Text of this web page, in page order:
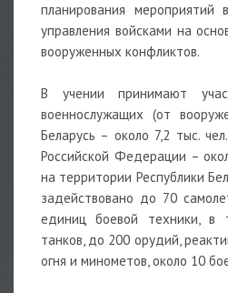
планирования мероприятий
управления войсками на
вооруженных конфликтов.
В учении принимают
военнослужащих (от
Беларусь – около 7,2 тыс.
Российской Федерации –
на территории Республики
задействовано до 70
единиц боевой техники, в
танков, до 200 орудий,
огня и минометов, около 10